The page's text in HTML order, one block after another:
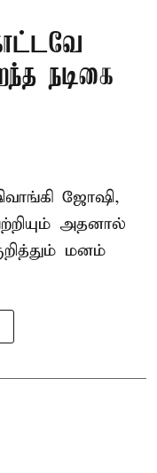
நடிகை
ஜோஷி,
அதனால்
மனம்